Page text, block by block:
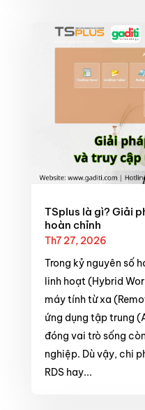
TSplus là gì? Giải
hoàn chỉnh
Th7 27, 2026
Trong kỷ nguyên số
linh hoạt (Hybrid
máy tính từ xa
ứng dụng tập trung
đóng vai trò sống
nghiệp. Dù vậy, chi
RDS hay...